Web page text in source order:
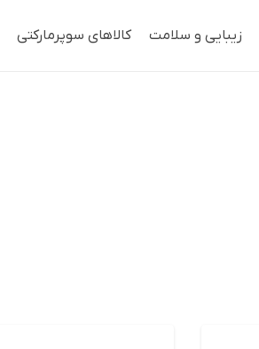
زیبایی و سلامت کالاهای سوپرمارکتی